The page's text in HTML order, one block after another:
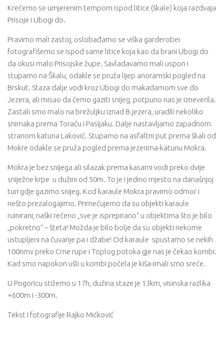
Krećemo se umjerenim tempom ispod litice (škale) koja razdvaja
Prisoje i Ubogi do.
Pravimo mali zastoj, oslobađamo se viška garderobei
fotografišemo se ispod same litice koja kao da brani Ubogi do
da okusi malo Prisojske župe. Savladavamo mali uspon i
stupamo na Škalu, odakle se pruža lijep anoramski pogled na
Brskut. Staza dalje vodi kroz Ubogi do makadamom sve do
Jezera, ali misao da ćemo gaziti snijeg, potpuno nas je izneverila.
Zastali smo malo na brežuljku iznad B.jezera, uradili nekoliko
snimaka prema Toraču i Pasijaku. Dalje nastavljamo zapadnom
stranom katuna Laković. Stupamo na asfaltni put prema škali od
Mokre odakle se pruža pogled prema jezerima-katunu Mokra.
Mokra je bez snijega ali silazak prema kasarni vodi preko dvije
sniježne krpe u dužini od 50m. To je i jedino mjesto na današnjoj
turi gdje gazimo snijeg. Kod karaule Mokra pravimo odmor i
nešto prezalogajimo. Primećujemo da su objekti karaule
ruinirani, naški rečeno „sve je isprepirano“ u objektima što je bilo
„pokretno“ – šteta! Možda je bilo bolje da su objekti nekome
ustupljeni na čuvanje pa i džabe! Od karaule spustamo se nekih
100nmv preko Crne rupe i Toplog potoka gje nas je čekao kombi.
Kad smo napokon ušli u kombi počela je kiša-imali smo sreće.
U Pogoricu stižemo u 17h, dužina staze je 13km, visinska razlika
+600m i -300m.
Tekst i fotografije Rajko Mićković